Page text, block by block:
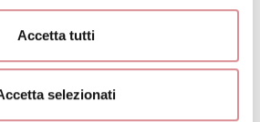
Accetta tutti
selezionati
il giorno e l'ora della prova abito.